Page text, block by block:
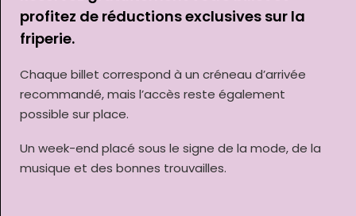
profitez de réductions exclusives sur la
friperie.
Chaque billet correspond à un créneau d’arrivée
recommandé, mais l’accès reste également
possible sur place.
Un week-end placé sous le signe de la mode, de la
musique et des bonnes trouvailles.